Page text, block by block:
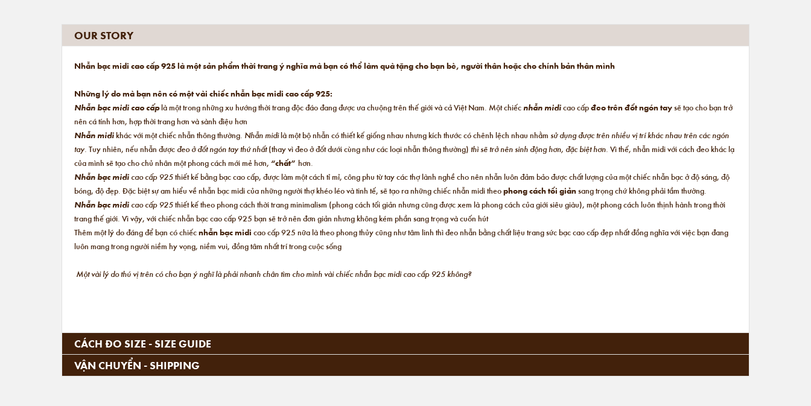
OUR STORY
Nhẫn bạc midi cao cấp 925 là một sản phẩm thời trang ý nghĩa mà bạn có thể làm quà tặng cho bạn bè, người thân hoặc cho chính bản thân mình
Những lý do mà bạn nên có một vài chiếc nhẫn bạc midi cao cấp 925:
Nhẫn bạc midi cao cấplà một trong những xu hướng thời trang độc đáo đang được ưa chuộng trên thế giới và cả Việt Nam. Một chiếcnhẫn midicao cấpđeo trên đốt ngón taysẽ tạo cho bạn trở
nên cá tính hơn, hợp thời trang hơn và sành điệu hơn
Nhẫn midikhác với một chiếc nhẫn thông thường. Nhẫn midilà một bộ nhẫn có thiết kế giống nhau nhưng kích thước có chênh lệch nhau nhằmsử dụng được trên nhiều vị trí khác nhau trên các ngón
tay.Tuy nhiên, nếu nhẫn đượcđeo ở đốt ngón tay thứ nhất(thay vì đeo ở đốt dưới cùng như các loại nhẫn thông thường) thì sẽ trở nên sinh động hơn, đặc biệt hơn.Vì thế, nhẫn midi với cách đeo khác lạ
của mình sẽ tạo cho chủ nhân một phong cách mới mẻ hơn,“chất” hơn.
Nhẫn bạc midicao cấp 925thiết kế bằng bạc cao cấp, được làm một cách tỉ mỉ, công phu từ tay các thợ lành nghề cho nên nhẫn luôn đảm bảo được chất lượng của một chiếc nhẫn bạc ở độ sáng, độ
bóng, độ đẹp. Đặc biệt sự am hiểu về nhẫn bạc midi của những người thợ khéo léo và tinh tế, sẽ tạo ra những chiếc nhẫn midi theophong cách tối giảnsang trọng chứ không phải tầm thường.
Nhẫn bạc midicao cấp 925thiết kế theo phong cách thời trang minimalism (phong cách tối giản nhưng cũng được xem là phong cách của giới siêu giàu), một phong cách luôn thịnh hành trong thời
trang thế giới. Vì vậy, với chiếc nhẫn bạc cao cấp 925 bạn sẽ trở nên đơn giản nhưng không kém phần sang trọng và cuốn hút
Thêm một lý do đáng để bạn có chiếcnhẫn bạc midicao cấp 925 nữa là theo phong thủy cũng như tâm linh thì đeo nhẫn bằng chất liệu trang sức bạc cao cấp đẹp nhất đồng nghĩa với việc bạn đang
luôn mang trong người niềm hy vọng, niềm vui, đồng tâm nhất trí trong cuộc sống
Một vài lý do thú vị trên có cho bạn ý nghĩ là phải nhanh chân tìm cho mình vài chiếc nhẫn bạc midi cao cấp 925 không?
CÁCH ĐO SIZE - SIZE GUIDE
VẬN CHUYỂN - SHIPPING